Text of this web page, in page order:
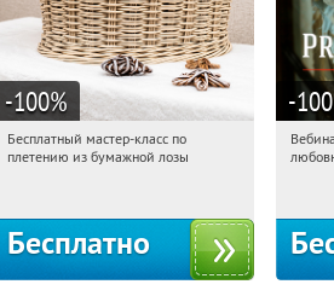
-100%
21:49:29 Получили:
Бесплатный мастер-класс по
плетению из бумажной лозы
Бесплатно
-100